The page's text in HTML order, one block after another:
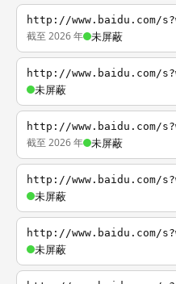
http://www.baidu.com/
截至 2026 年 未屏蔽
http://www.baidu.com/
未屏蔽
http://www.baidu.com/
截至 2026 年 未屏蔽
http://www.baidu.com/
未屏蔽
http://www.baidu.com/
未屏蔽